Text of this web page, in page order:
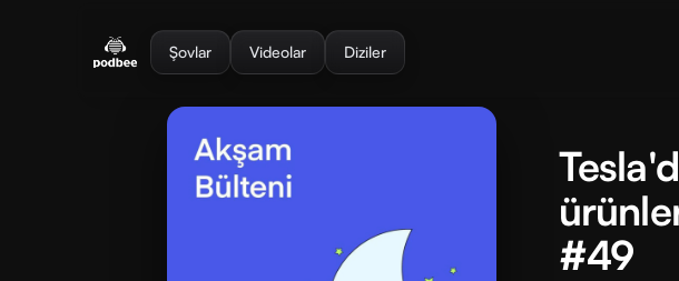
Şovlar Videolar Diziler
#49